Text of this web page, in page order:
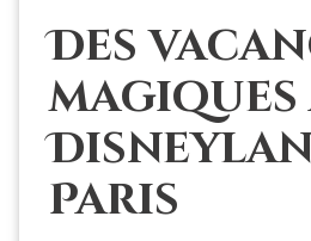
Des
magiques
Paris